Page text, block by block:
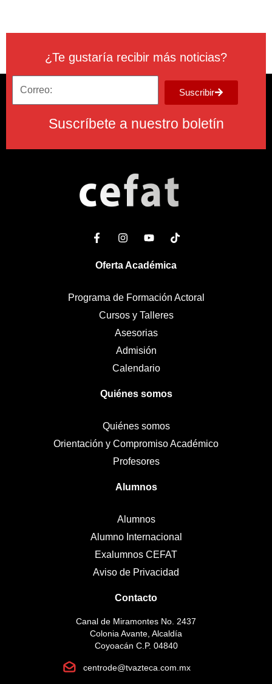
Suscríbete a nuestro boletín
¿Te gustaría recibir más noticias?
Suscribir
Oferta Académica
Programa de Formación Actoral
Cursos y Talleres
Asesorias
Admisión
Calendario
Quiénes somos
Quiénes somos
Orientación y Compromiso Académico
Profesores
Alumnos
Alumnos
Alumno Internacional
Exalumnos CEFAT
Aviso de Privacidad
Contacto
Canal de Miramontes No. 2437
Colonia Avante, Alcaldía
Coyoacán C.P. 04840
centrode@tvazteca.com.mx